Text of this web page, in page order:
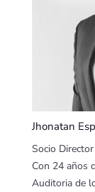
Jhonatan
Socio
Con 24 años
Auditoria de